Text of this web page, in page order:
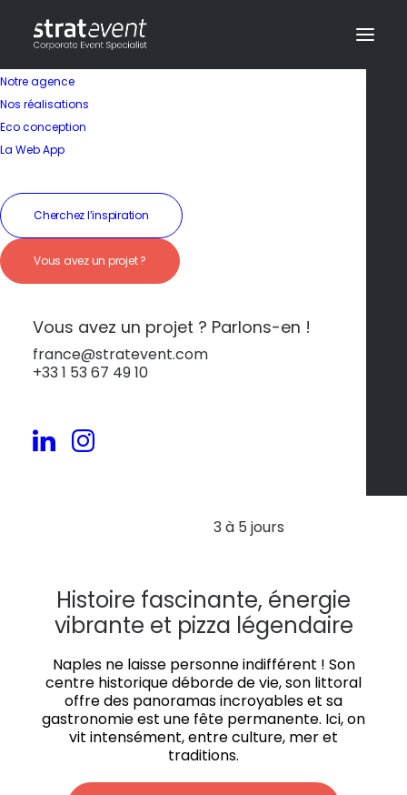
Notre agence
Nos réalisations
Eco conception
La Web App
Cherchez l’inspiration
Vous avez un projet ?
Vous avez un projet ? Parlons-en !
france@stratevent.com
+33 1 53 67 49 10
Séminaire en Italie
Naples –
Bouillonnante,
authentique et pleine
de saveurs
Naples et l'île d'Ishia
3 à 5 jours
Histoire fascinante, énergie
vibrante et pizza légendaire
Naples ne laisse personne indifférent ! Son
centre historique déborde de vie, son littoral
offre des panoramas incroyables et sa
gastronomie est une fête permanente. Ici, on
vit intensément, entre culture, mer et
traditions.